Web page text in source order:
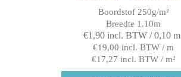
Boordstof 250g/m²
Breedte 1.10m
€1,90 incl. BTW / 0,10 m
€19,00 incl. BTW / m
€17,27 incl. BTW / m²